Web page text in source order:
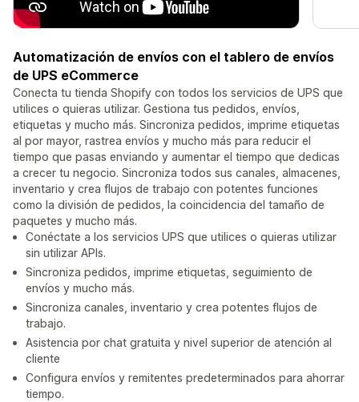
Automatización de envíos con el tablero de envíos
de UPS eCommerce
Conecta tu tienda Shopify con todos los servicios de UPS que
utilices o quieras utilizar. Gestiona tus pedidos, envíos,
etiquetas y mucho más. Sincroniza pedidos, imprime etiquetas
al por mayor, rastrea envíos y mucho más para reducir el
tiempo que pasas enviando y aumentar el tiempo que dedicas
a crecer tu negocio. Sincroniza todos sus canales, almacenes,
inventario y crea flujos de trabajo con potentes funciones
como la división de pedidos, la coincidencia del tamaño de
paquetes y mucho más.
Conéctate a los servicios UPS que utilices o quieras utilizar
sin utilizar APIs.
Sincroniza pedidos, imprime etiquetas, seguimiento de
envíos y mucho más.
Sincroniza canales, inventario y crea potentes flujos de
trabajo.
Asistencia por chat gratuita y nivel superior de atención al
cliente
Configura envíos y remitentes predeterminados para ahorrar
tiempo.